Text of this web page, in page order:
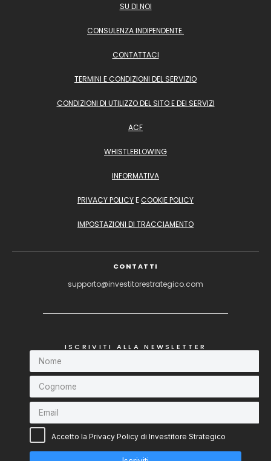
SU DI NOI
CONSULENZA INDIPENDENTE.
CONTATTACI
TERMINI E CONDIZIONI DEL SERVIZIO
CONDIZIONI DI UTILIZZO DEL SITO E DEI SERVIZI
ACF
WHISTLEBLOWING
INFORMATIVA
PRIVACY POLICYECOOKIE POLICY
IMPOSTAZIONI DI TRACCIAMENTO
CONTATTI
supporto@investitorestrategico.com
ISCRIVITI ALLA NEWSLETTER